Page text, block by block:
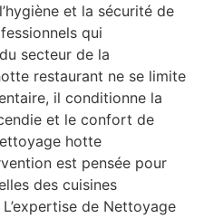
et la sécurité de
qui
secteur de la
restaurant ne se limite
il conditionne la
et le confort de
hotte
est pensée pour
des cuisines
de Nettoyage